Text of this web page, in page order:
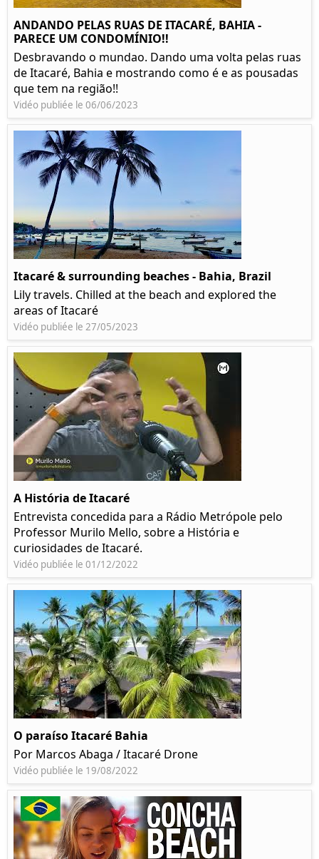
ANDANDO PELAS RUAS DE ITACARÉ, BAHIA -
PARECE UM CONDOMÍNIO!!
Desbravando o mundao. Dando uma volta pelas ruas
de Itacaré, Bahia e mostrando como é e as pousadas
que tem na região!!
Vidéo publiée le 06/06/2023
Itacaré & surrounding beaches - Bahia, Brazil
Lily travels. Chilled at the beach and explored the
areas of Itacaré
Vidéo publiée le 27/05/2023
A História de Itacaré
Entrevista concedida para a Rádio Metrópole pelo
Professor Murilo Mello, sobre a História e
curiosidades de Itacaré.
Vidéo publiée le 01/12/2022
O paraíso Itacaré Bahia
Por Marcos Abaga / Itacaré Drone
Vidéo publiée le 19/08/2022